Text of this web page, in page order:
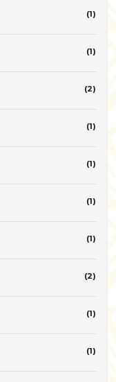
(1)
(1)
(2)
(1)
(1)
(1)
(1)
(2)
(1)
(1)